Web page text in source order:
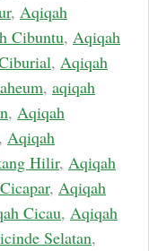
, Aqiqah
Cibuntu, Aqiqah
, Aqiqah
, aqiqah
, Aqiqah
, Aqiqah
Hilir, Aqiqah
, Aqiqah
Cicau, Aqiqah
Selatan,